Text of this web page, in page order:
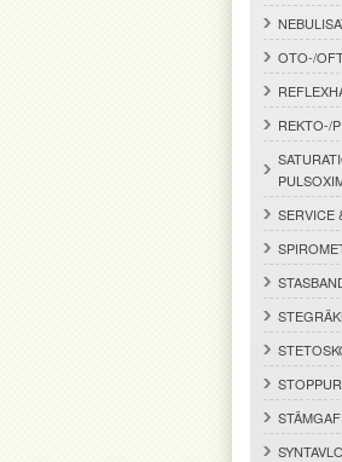
OTO-/
REKTO-/
SERVICE
STOPPUR